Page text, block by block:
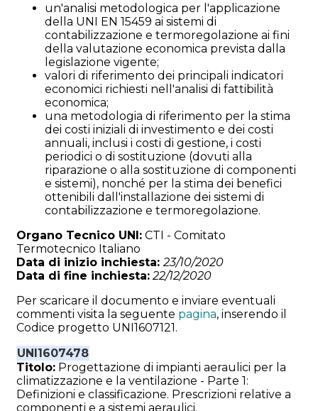
un'analisi metodologica per l'applicazione
della UNI EN 15459 ai sistemi di
contabilizzazione e termoregolazione ai fini
della valutazione economica prevista dalla
legislazione vigente;
valori di riferimento dei principali indicatori
economici richiesti nell'analisi di fattibilità
economica;
una metodologia di riferimento per la stima
dei costi iniziali di investimento e dei costi
annuali, inclusi i costi di gestione, i costi
periodici o di sostituzione (dovuti alla
riparazione o alla sostituzione di componenti
e sistemi), nonché per la stima dei benefici
ottenibili dall'installazione dei sistemi di
contabilizzazione e termoregolazione.
Organo Tecnico UNI: CTI - Comitato
Termotecnico Italiano
Data di inizio inchiesta: 23/10/2020
Data di fine inchiesta: 22/12/2020
Per scaricare il documento e inviare eventuali
commenti visita la seguente pagina, inserendo il
Codice progetto UNI1607121.
UNI1607478
Titolo: Progettazione di impianti aeraulici per la
climatizzazione e la ventilazione - Parte 1:
Definizioni e classificazione. Prescrizioni relative a
componenti e a sistemi aeraulici.